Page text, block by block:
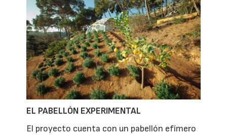
EL PABELLÓN EXPERIMENTAL
El proyecto cuenta con un pabellón efímero